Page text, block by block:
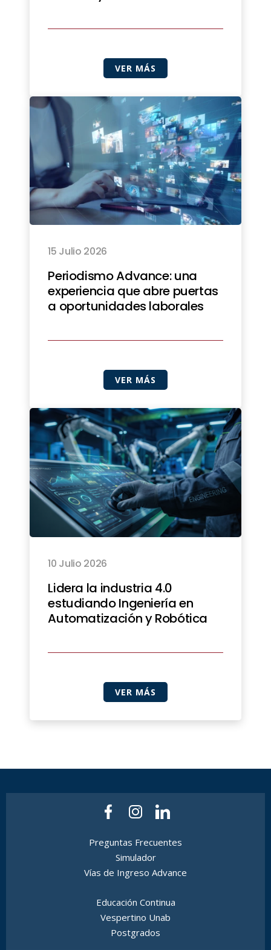
VER MÁS
15 Julio 2026
Periodismo Advance: una
experiencia que abre puertas
a oportunidades laborales
VER MÁS
10 Julio 2026
Lidera la industria 4.0
estudiando Ingeniería en
Automatización y Robótica
VER MÁS